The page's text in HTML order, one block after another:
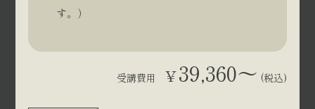
す。）
受講費用 ¥39,360～ (税込)